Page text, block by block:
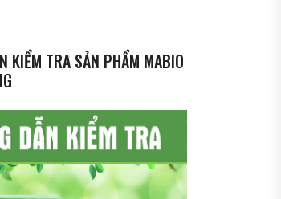
KIỂM TRA SẢN PHẨM MABIO